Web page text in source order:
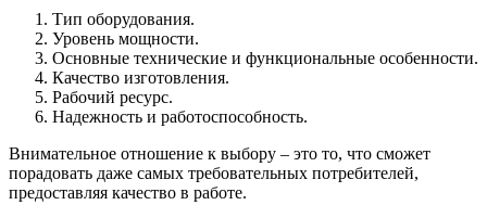
Тип оборудования.
Уровень мощности.
Основные технические и функциональные особенности.
Качество изготовления.
Рабочий ресурс.
Надежность и работоспособность.
Внимательное отношение к выбору – это то, что сможет
порадовать даже самых требовательных потребителей,
предоставляя качество в работе.